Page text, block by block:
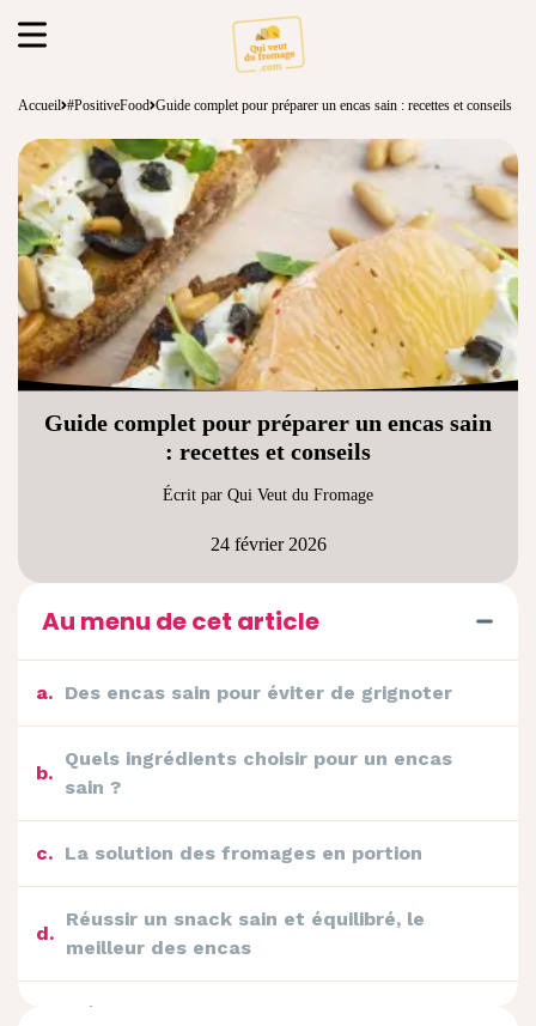
Accueil #PositiveFood Guide complet pour préparer un encas sain : recettes et conseils
Guide complet pour préparer un encas sain
: recettes et conseils
Écrit par Qui Veut du Fromage
24 février 2026
Au menu de cet article
a. Des encas sain pour éviter de grignoter
b.
Quels ingrédients choisir pour un encas
sain ?
c. La solution des fromages en portion
d.
Réussir un snack sain et équilibré, le
meilleur des encas
Idées d’encas sain pour les sportifs et